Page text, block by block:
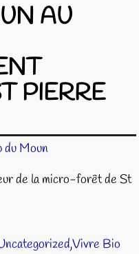
AU
PIERRE
du Moun
de la micro-forêt de St
,Vivre Bio